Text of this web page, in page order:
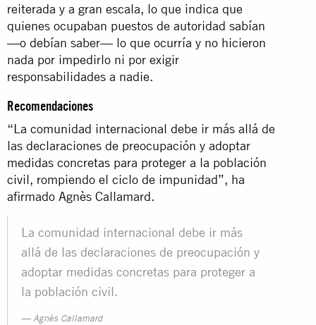
reiterada y a gran escala, lo que indica que
quienes ocupaban puestos de autoridad sabían
—o debían saber— lo que ocurría y no hicieron
nada por impedirlo ni por exigir
responsabilidades a nadie.
Recomendaciones
“La comunidad internacional debe ir más allá de
las declaraciones de preocupación y adoptar
medidas concretas para proteger a la población
civil, rompiendo el ciclo de impunidad”, ha
afirmado Agnès Callamard.
La comunidad internacional debe ir más
allá de las declaraciones de preocupación y
adoptar medidas concretas para proteger a
la población civil.
Agnès Callamard